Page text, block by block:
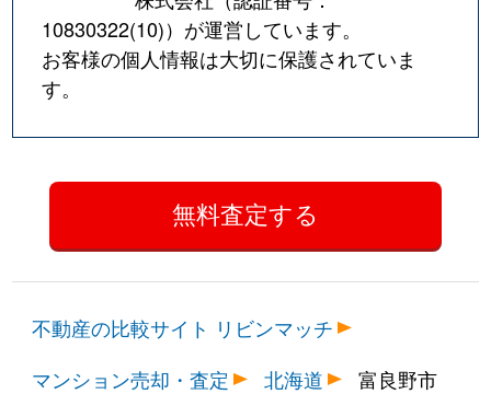
10830322(10)）が運営しています。
お客様の個人情報は大切に保護されていま
す。
不動産の比較サイト リビンマッチ
マンション売却・査定
北海道 富良野市